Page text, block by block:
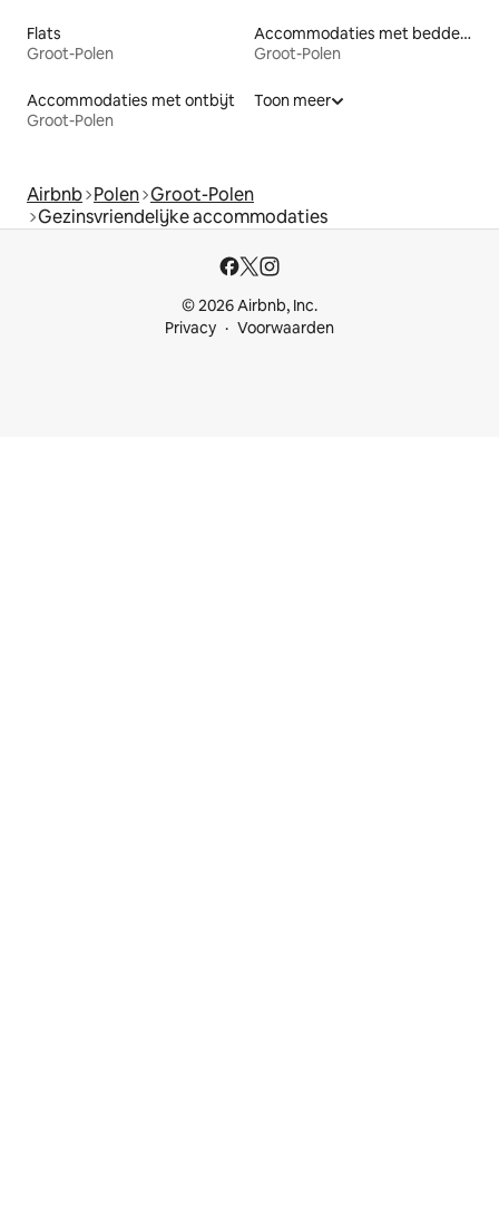
Flats
Groot-Polen
Accommodaties met bedden op toegankelijke hoogte
Groot-Polen
Accommodaties met ontbijt
Groot-Polen
Toon meer
Airbnb Polen Groot-Polen
Gezinsvriendelijke accommodaties
© 2026 Airbnb, Inc.
Privacy
Voorwaarden